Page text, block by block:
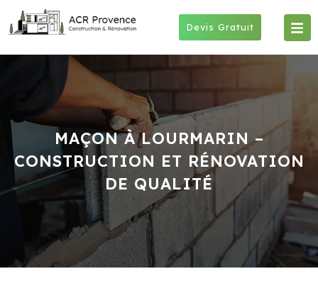
Devis Gratuit
MAÇON À LOURMARIN –
CONSTRUCTION ET RÉNOVATION
DE QUALITÉ